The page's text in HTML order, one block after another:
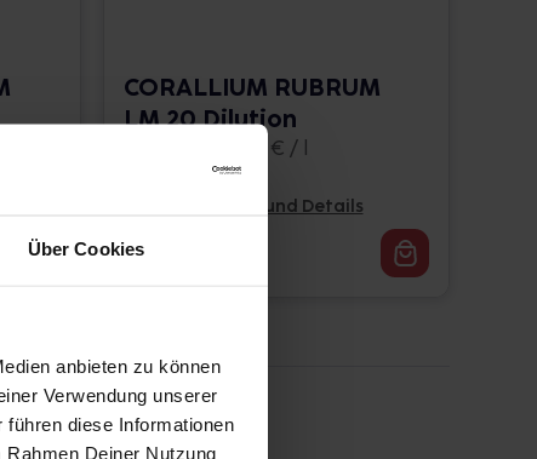
Über Cookies
anbieten zu können
Verwendung unserer
diese Informationen
Deiner Nutzung
CORALLIUM RUBRUM
LM 20 Dilution
10 ml • 1.662,00 € / l
Pflichtangaben und Details
16,62